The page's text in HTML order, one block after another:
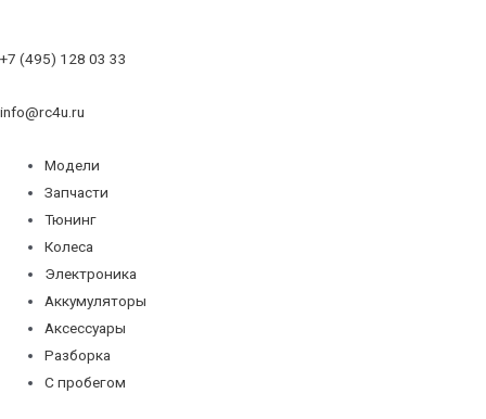
+7 (495) 128 03 33
info@rc4u.ru
Модели
Запчасти
Тюнинг
Колеса
Электроника
Аккумуляторы
Аксессуары
Разборка
С пробегом